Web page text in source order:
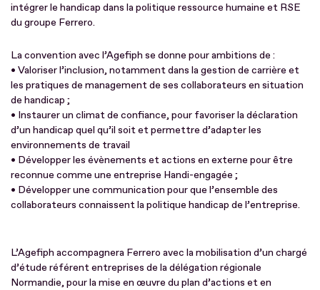
intégrer le handicap dans la politique ressource humaine et RSE
du groupe Ferrero.
La convention avec l’Agefiph se donne pour ambitions de :
• Valoriser l’inclusion, notamment dans la gestion de carrière et
les pratiques de management de ses collaborateurs en situation
de handicap ;
• Instaurer un climat de confiance, pour favoriser la déclaration
d’un handicap quel qu’il soit et permettre d’adapter les
environnements de travail
• Développer les évènements et actions en externe pour être
reconnue comme une entreprise Handi-engagée ;
• Développer une communication pour que l’ensemble des
collaborateurs connaissent la politique handicap de l’entreprise.
L’Agefiph accompagnera Ferrero avec la mobilisation d’un chargé
d’étude référent entreprises de la délégation régionale
Normandie, pour la mise en œuvre du plan d’actions et en